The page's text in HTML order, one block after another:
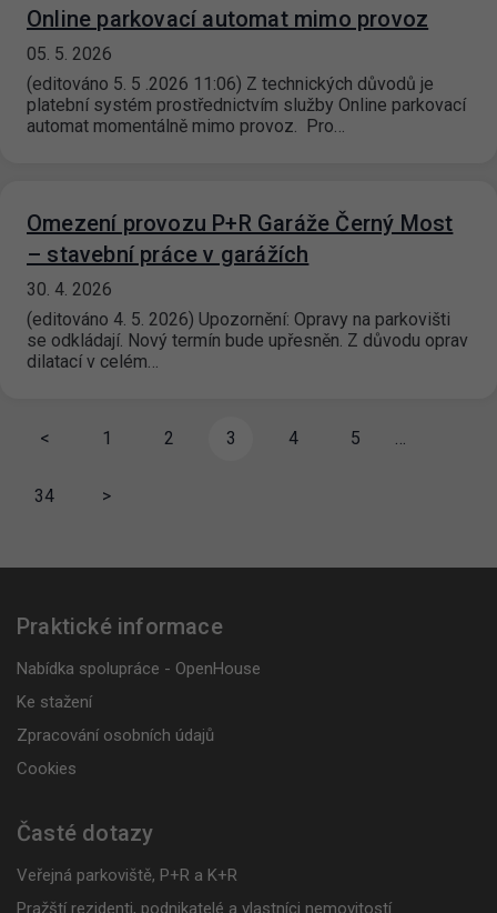
Online parkovací automat mimo provoz
05. 5. 2026
(editováno 5. 5 .2026 11:06) Z technických důvodů je
platební systém prostřednictvím služby Online parkovací
automat momentálně mimo provoz. Pro…
Omezení provozu P+R Garáže Černý Most
– stavební práce v garážích
30. 4. 2026
(editováno 4. 5. 2026) Upozornění: Opravy na parkovišti
se odkládají. Nový termín bude upřesněn. Z důvodu oprav
dilatací v celém…
< 1 2 3 4 5 …
34 >
Praktické informace
Nabídka spolupráce - OpenHouse
Ke stažení
Zpracování osobních údajů
Cookies
Časté dotazy
Veřejná parkoviště, P+R a K+R